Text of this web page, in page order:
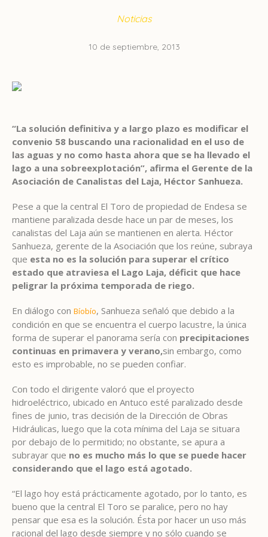
Noticias
10 de septiembre, 2013
“La solución definitiva y a largo plazo es modificar el
convenio 58 buscando una racionalidad en el uso de
las aguas y no como hasta ahora que se ha llevado el
lago a una sobreexplotación”, afirma el Gerente de la
Asociación de Canalistas del Laja, Héctor Sanhueza.
Pese a que la central El Toro de propiedad de Endesa se
mantiene paralizada desde hace un par de meses, los
canalistas del Laja aún se mantienen en alerta. Héctor
Sanhueza, gerente de la Asociación que los reúne, subraya
que esta no es la solución para superar el crítico
estado que atraviesa el Lago Laja, déficit que hace
peligrar la próxima temporada de riego.
En diálogo con Bíobío, Sanhueza señaló que debido a la
condición en que se encuentra el cuerpo lacustre, la única
forma de superar el panorama sería con precipitaciones
continuas en primavera y verano,sin embargo, como
esto es improbable, no se pueden confiar.
Con todo el dirigente valoró que el proyecto
hidroeléctrico, ubicado en Antuco esté paralizado desde
fines de junio, tras decisión de la Dirección de Obras
Hidráulicas, luego que la cota mínima del Laja se situara
por debajo de lo permitido; no obstante, se apura a
subrayar que no es mucho más lo que se puede hacer
considerando que el lago está agotado.
“El lago hoy está prácticamente agotado, por lo tanto, es
bueno que la central El Toro se paralice, pero no hay
pensar que esa es la solución. Ésta por hacer un uso más
racional del lago desde siempre y no sólo cuando se